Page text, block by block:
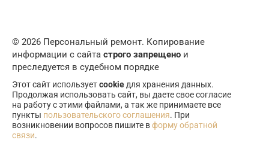
© 2026 Персональный ремонт. Копирование
информации с сайта строго запрещено и
преследуется в судебном порядке
Этот сайт используетcookie для хранения данных.
Продолжая использовать сайт, вы даете свое согласие
на работу с этими файлами, а так же принимаете все
пункты пользовательского соглашения. При
возникновении вопросов пишите вформу обратной
связи.